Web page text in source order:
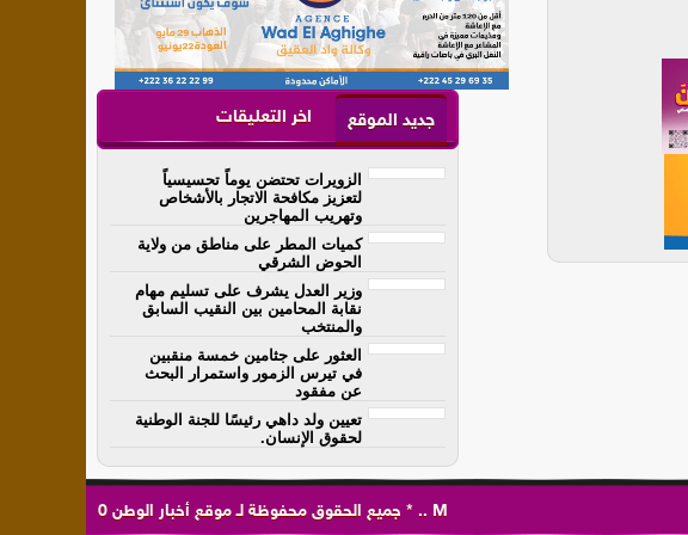
جديد الموقع اخر التعليقات
الزويرات تحتضن يوماً تحسيسياً
لتعزيز مكافحة الاتجار بالأشخاص
وتهريب المهاجرين
كميات المطر على مناطق من ولاية
الحوض الشرقي
وزير العدل يشرف على تسليم مهام
نقابة المحامين بين النقيب السابق
والمنتخب
العثور على جثامين خمسة منقبين
في تيرس الزمور واستمرار البحث
عن مفقود
تعيين ولد داهي رئيسًا للجنة الوطنية
لحقوق الإنسان.
M
..
* جميع الحقوق محفوظة لـموقع أخبار الوطن 0